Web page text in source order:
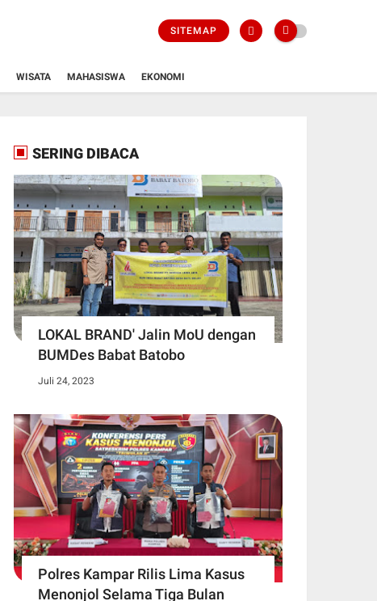
SITEMAP
WISATA MAHASISWA EKONOMI
SERING DIBACA
LOKAL BRAND' Jalin MoU dengan
BUMDes Babat Batobo
Juli 24, 2023
Polres Kampar Rilis Lima Kasus
Menonjol Selama Tiga Bulan